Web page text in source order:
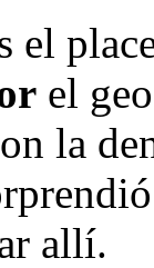
el
el
la
allí.